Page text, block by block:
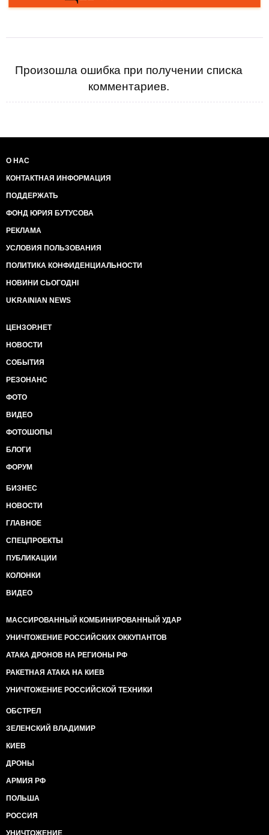
Произошла ошибка при получении списка
комментариев.
О НАС
КОНТАКТНАЯ ИНФОРМАЦИЯ
ПОДДЕРЖАТЬ
ФОНД ЮРИЯ БУТУСОВА
РЕКЛАМА
УСЛОВИЯ ПОЛЬЗОВАНИЯ
ПОЛИТИКА КОНФИДЕНЦИАЛЬНОСТИ
НОВИНИ СЬОГОДНІ
UKRAINIAN NEWS
ЦЕНЗОР.НЕТ
НОВОСТИ
СОБЫТИЯ
РЕЗОНАНС
ФОТО
ВИДЕО
ФОТОШОПЫ
БЛОГИ
ФОРУМ
БИЗНЕС
НОВОСТИ
ГЛАВНОЕ
СПЕЦПРОЕКТЫ
ПУБЛИКАЦИИ
КОЛОНКИ
ВИДЕО
МАССИРОВАННЫЙ КОМБИНИРОВАННЫЙ УДАР
УНИЧТОЖЕНИЕ РОССИЙСКИХ ОККУПАНТОВ
АТАКА ДРОНОВ НА РЕГИОНЫ РФ
РАКЕТНАЯ АТАКА НА КИЕВ
УНИЧТОЖЕНИЕ РОССИЙСКОЙ ТЕХНИКИ
ОБСТРЕЛ
ЗЕЛЕНСКИЙ ВЛАДИМИР
КИЕВ
ДРОНЫ
АРМИЯ РФ
ПОЛЬША
РОССИЯ
УНИЧТОЖЕНИЕ